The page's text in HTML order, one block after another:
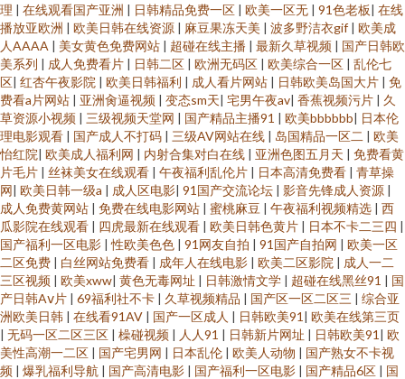
性爱福利影视足交 五月天综合社区 国内产品免费观看 91福利社在线观看 影
视先锋高加勒比av 人妖自慰网站 国产精品成人国产乱 91豆花原创 欧美美妖
做爱TS 91制片aⅴ 91白丝国产在线 日本啊V在线观看 综合图区激情文学 成人
看片91 91社精品 婷婷五月天色色 国产91tv 微拍福利97超 91羞羞网站 亚州
成人小说网 九一成人在线观看网址 91豆花永久视频完整 涩情av 日韩成人无
毒ava 第一福利区导航 91在线看看 东京热AV黑丝袜 精品一二三四匹 超碰人
人做爱 宅福利白 久久韩国精品 91五月天传媒 伪娘ts重口一区 国精99在线视
频 91精品丝袜国产 青娱乐影音 大香蕉伊人亚洲 综合精品综合欧美 麻豆兄妹
理 | 在线观看国产亚洲 | 日韩精品免费一区 | 欧美一区无 | 91色老板| 在线
播放亚欧洲 | 欧美日韩在线资源 | 麻豆果冻天美 | 波多野洁衣gif| 欧美成
人AAAA | 美女黄色免费网站 | 超碰在线主播 | 最新久草视频 | 国产日韩欧
美系列 | 成人免费看片 | 日韩二区 | 欧洲无码区 | 欧美综合一区 | 乱伦七
区| 红杏午夜影院 | 欧美日韩福利 | 成人看片网站 | 日韩欧美岛国大片 | 免
费看a片网站 | 亚洲肏逼视频 | 变态sm天| 宅男午夜av| 香蕉视频污片 | 久
草资源小视频 | 三级视频天堂网 | 国产精品主播91 | 欧美bbbbbb| 日本伦
理电影观看 | 国产成人不打码 | 三级AV网站在线 | 岛国精品一区二 | 欧美
怡红院| 欧美成人福利网 | 内射合集对白在线 | 亚洲色图五月天 | 免费看黄
片毛片 | 丝袜美女在线观看 | 午夜福利乱伦片 | 日本高清免费看 | 青草操
网| 欧美日韩一级a | 成人区电影| 91国产交流论坛 | 影音先锋成人资源 |
成人免费黄网站 | 免费在线电影网站 | 蜜桃麻豆 | 午夜福利视频精选 | 西
瓜影院在线观看 | 四虎最新在线观看 | 欧美日韩色黄片 | 日本不卡二三四 |
国产福利一区电影 |性欧美色色 | 91网友自拍 | 91国产自拍网 | 欧美一区
二区免费 | 白丝网站免费看 | 成年人在线电影 | 欧美二区影院 | 成人一二
三区视频 | 欧美xww| 黄色无毒网址 | 日韩激情文学 | 超碰在线黑丝91 | 国
产日韩Aⅴ片 | 69福利社不卡 | 久草视频精品 | 国产区一区二区三 | 综合亚
洲欧美日韩 | 在线看91AV | 国产一区成人 | 日韩欧美91 | 欧美在线第三页
| 无码一区二区三区 | 橾碰视频 | 人人91 | 日韩新片网址 | 日韩欧美91 | 欧
美性高潮一二区 | 国产宅男网 | 日本乱伦 | 欧美人动物 | 国产熟女不卡视
频 | 爆乳福利导航 | 国产高清电影 | 国产福利一区电影 | 国产精品6区 | 国